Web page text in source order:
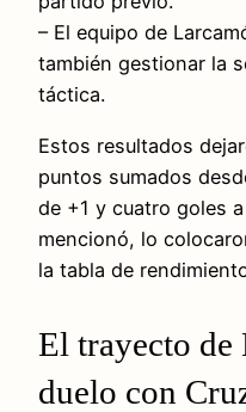
– El equipo de
también gestionar la
táctica.
Estos resultados
puntos sumados
de +1 y cuatro goles
mencionó, lo
la tabla de
El trayecto
duelo con